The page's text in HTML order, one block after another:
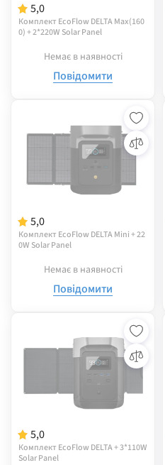
5,0
Комплект EcoFlow DELTA Max(160
0) + 2*220W Solar Panel
Немає в наявності
Повідомити
5,0
Комплект EcoFlow DELTA Mini + 22
0W Solar Panel
Немає в наявності
Повідомити
5,0
Комплект EcoFlow DELTA + 3*110W
Solar Panel